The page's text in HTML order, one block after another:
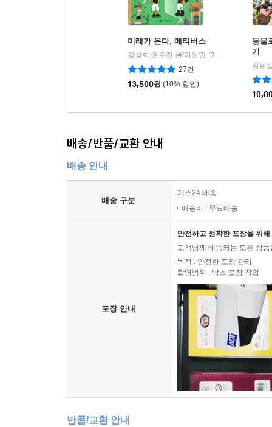
미래가 온다, 메타버스
김성화,권수진 글/이철민 그림
와이즈만북
27건
13,500원 (10% 할인)
동물
기
김남
배송/반품/교환 안내
배송 안내
배송 구분
예스24 배송
배송비 : 무료배송
포장 안내
안전하고 정확한 포장을 위
고객님께 배송되는 모든 상
목적 : 안전한 포장 관리
촬영범위 : 박스 포장 작업
반품/교환 안내